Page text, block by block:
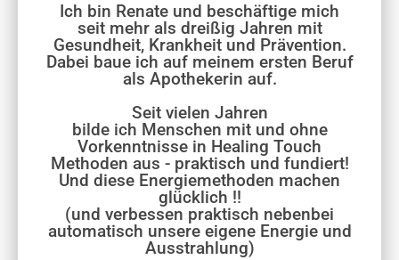
Ich bin Renate und beschäftige mich
seit mehr als dreißig Jahren mit
Gesundheit, Krankheit und Prävention.
Dabei baue ich auf meinem ersten Beruf
als Apothekerin auf.
Seit vielen Jahren
bilde ich Menschen mit und ohne
Vorkenntnisse in Healing Touch
Methoden aus - praktisch und fundiert!
Und diese Energiemethoden machen
glücklich !!
(und verbessen praktisch nebenbei
automatisch unsere eigene Energie und
Ausstrahlung)